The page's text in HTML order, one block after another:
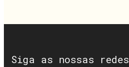
Siga as nossas redes